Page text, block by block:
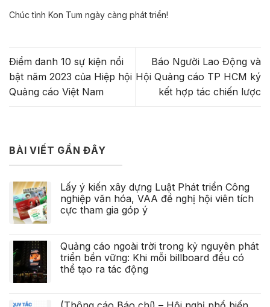
Chúc tỉnh Kon Tum ngày càng phát triển!
Điểm danh 10 sự kiện nổi
bật năm 2023 của Hiệp hội
Quảng cáo Việt Nam
Báo Người Lao Động và
Hội Quảng cáo TP HCM ký
kết hợp tác chiến lược
BÀI VIẾT GẦN ĐÂY
Lấy ý kiến xây dựng Luật Phát triển Công
nghiệp văn hóa, VAA đề nghị hội viên tích
cực tham gia góp ý
Quảng cáo ngoài trời trong kỷ nguyên phát
triển bền vững: Khi mỗi billboard đều có
thể tạo ra tác động